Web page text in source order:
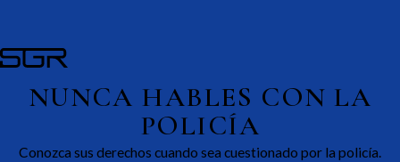
NUNCA HABLES CON LA
POLICÍA
Conozca sus derechos cuando sea cuestionado por la policía.